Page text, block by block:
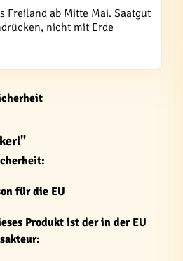
Freiland ab Mitte Mai. Saatgut
nicht mit Erde
für die EU
Produkt ist der in der EU